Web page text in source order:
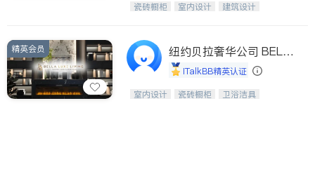
中华橱柜石材公司以实惠的价格提供实
水槽、水龙头与抽油烟机。品质厨房，
家的选择。
瓷砖橱柜 室内设计
建筑设计
精英会员
纽约贝拉奢华公司 BELL
A LUXE
iTalkBB精英认证
设计、制造、安装一体化，打造高端定
室内设计 瓷砖橱柜
卫浴洁具